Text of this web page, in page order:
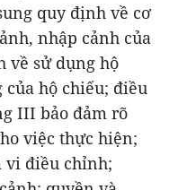
quy định về cơ
nhập cảnh của
về sử dụng hộ
hộ chiếu; điều
III bảo đảm rõ
việc thực hiện;
vi điều chỉnh;